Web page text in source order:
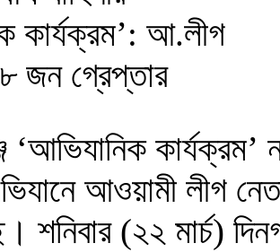
‘আভিযানিক
আওয়ামী লীগ
শনিবার (২২ মার্চ)